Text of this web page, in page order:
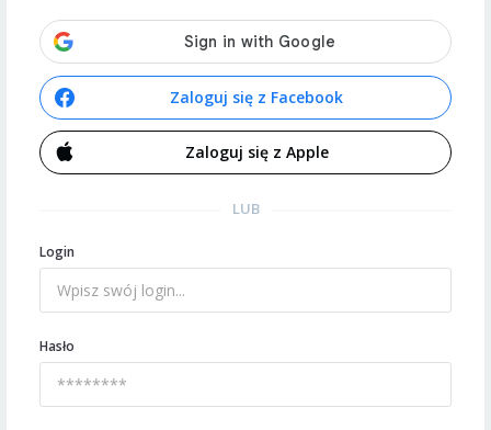
Zaloguj się z Facebook
Zaloguj się z Apple
LUB
Login
Hasło